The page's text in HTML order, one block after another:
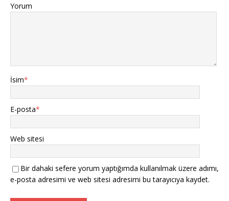
Yorum
İsim*
E-posta*
Web sitesi
Bir dahaki sefere yorum yaptığımda kullanılmak üzere adımı,
e-posta adresimi ve web sitesi adresimi bu tarayıcıya kaydet.